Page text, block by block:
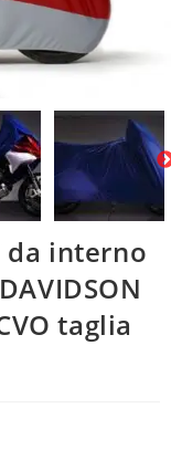
da interno
taglia